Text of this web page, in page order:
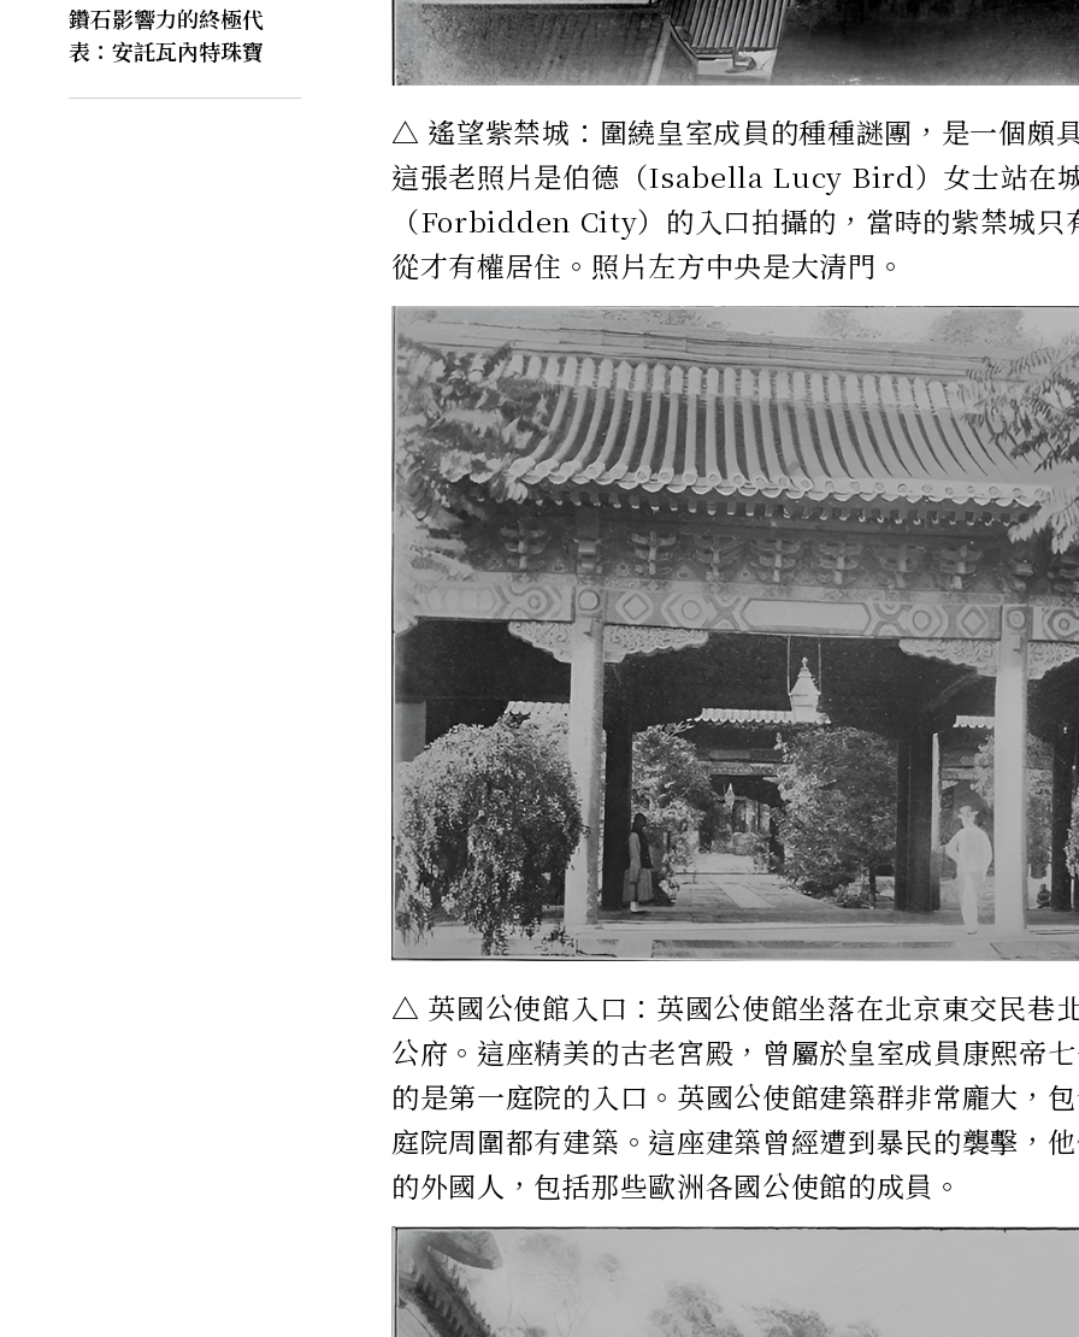
鑽石影響力的終極代
表：安託瓦內特珠寶
△ 遙望紫禁城：圍繞皇室成員的種種謎團，是一個頗
這張老照片是伯德（Isabella Lucy Bird）女士站在
（Forbidden City）的入口拍攝的，當時的紫禁城只
從才有權居住。照片左方中央是大清門。
△ 英國公使館入口：英國公使館坐落在北京東交民巷
公府。這座精美的古老宮殿，曾屬於皇室成員康熙帝
的是第一庭院的入口。英國公使館建築群非常龐大，
庭院周圍都有建築。這座建築曾經遭到暴民的襲擊，
的外國人，包括那些歐洲各國公使館的成員。